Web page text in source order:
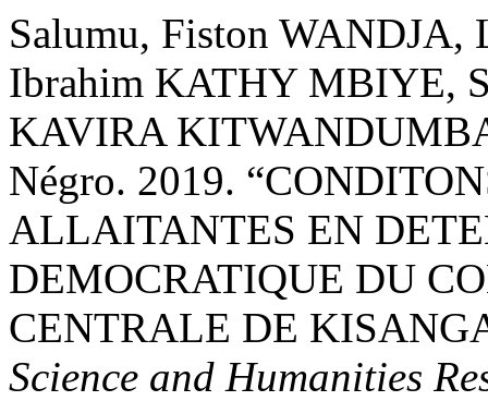
Salumu, Fiston
Ibrahim KATHY MBIYE,
KAVIRA
Négro. 2019.
ALLAITANTES EN
DEMOCRATIQUE DU
CENTRALE DE
Science and Humanities